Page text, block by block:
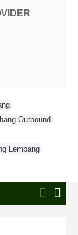
Outbound
Lembang